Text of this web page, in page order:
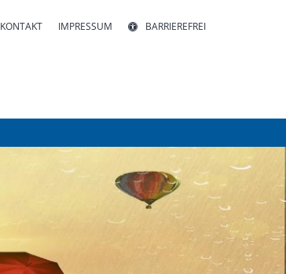
KONTAKT IMPRESSUM BARRIEREFREI